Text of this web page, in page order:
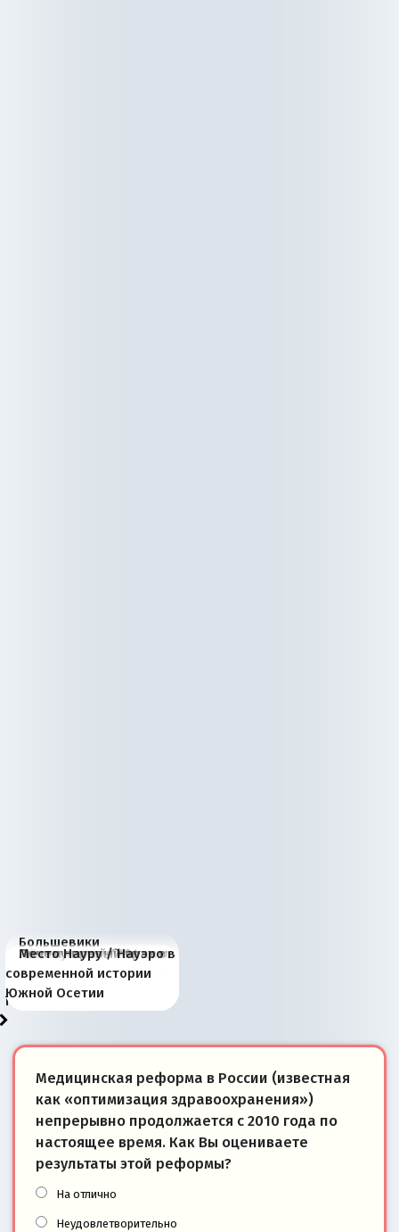
Большевики
отличаются от «Яблока»
тем, что они -
победители
Киевская марионетка
Запада рассказала о
«переобувании» хозяев
В России назрели
перемены: 15 шагов к
суверенной экономике
Миграционный пожар
Европы
Россия начинает
сбрасывать балласт
Анкориджа
Россия зимой 1904
года: первые уступки во
внутренней политике
Русская нация вчера и
сегодня
Почему правый крах в
Варшаве не поможет её
отношениям с Россией?
Место Науру / Науэро в
современной истории
Южной Осетии
Медицинская реформа в России (известная
как «оптимизация здравоохранения»)
непрерывно продолжается с 2010 года по
настоящее время. Как Вы оцениваете
результаты этой реформы?
На отлично
Неудовлетворительно